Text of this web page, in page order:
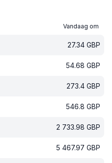
Vandaag om
27.34 GBP
54.68 GBP
273.4 GBP
546.8 GBP
2 733.98 GBP
5 467.97 GBP